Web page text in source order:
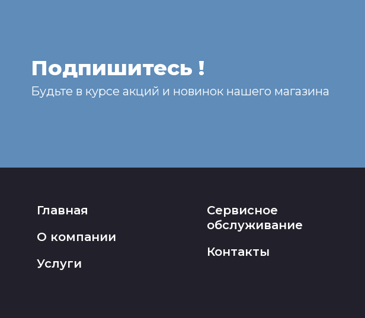
Подпишитесь !
Будьте в курсе акций и новинок нашего магазина
Главная
О компании
Услуги
Сервисное
обслуживание
Контакты